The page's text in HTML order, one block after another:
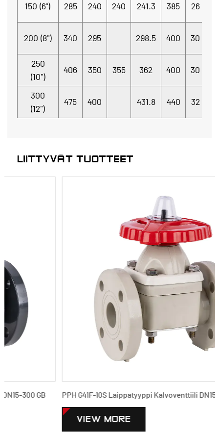
150 (6") 285 240 240 241.3 385 26
200 (8") 340 295 298.5 400 30
250
(10")
406 350 355 362 400 30
300
(12")
475 400 431.8 440 32
LIITTYVÄT TUOTTEET
PPH G41F-10S Laippatyyppi Kalvoventtiili DN15-300 GB Vakio
VIEW MORE